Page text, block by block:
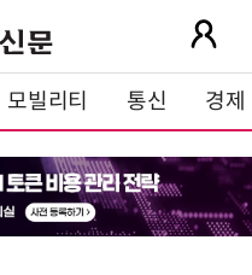
모빌리티 통신 경제